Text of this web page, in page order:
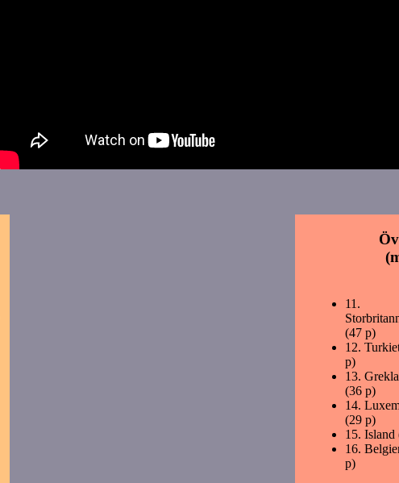
11.
(47 p)
12.
p)
13.
(36 p)
14.
(29 p)
15. Island
16.
p)